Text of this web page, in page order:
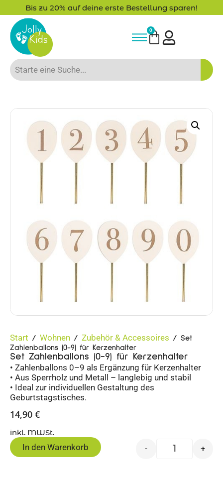
Bis zu 20% auf deine erste Bestellung sparen!
0
Start / Wohnen / Zubehör & Accessoires / Set
Zahlenballons (0-9) für Kerzenhalter
Set Zahlenballons (0-9) für Kerzenhalter
• Zahlenballons 0–9 als Ergänzung für Kerzenhalter
• Aus Sperrholz und Metall – langlebig und stabil
• Ideal zur individuellen Gestaltung des
Geburtstagstisches.
14,90 €
inkl. MWSt.
- +
In den Warenkorb